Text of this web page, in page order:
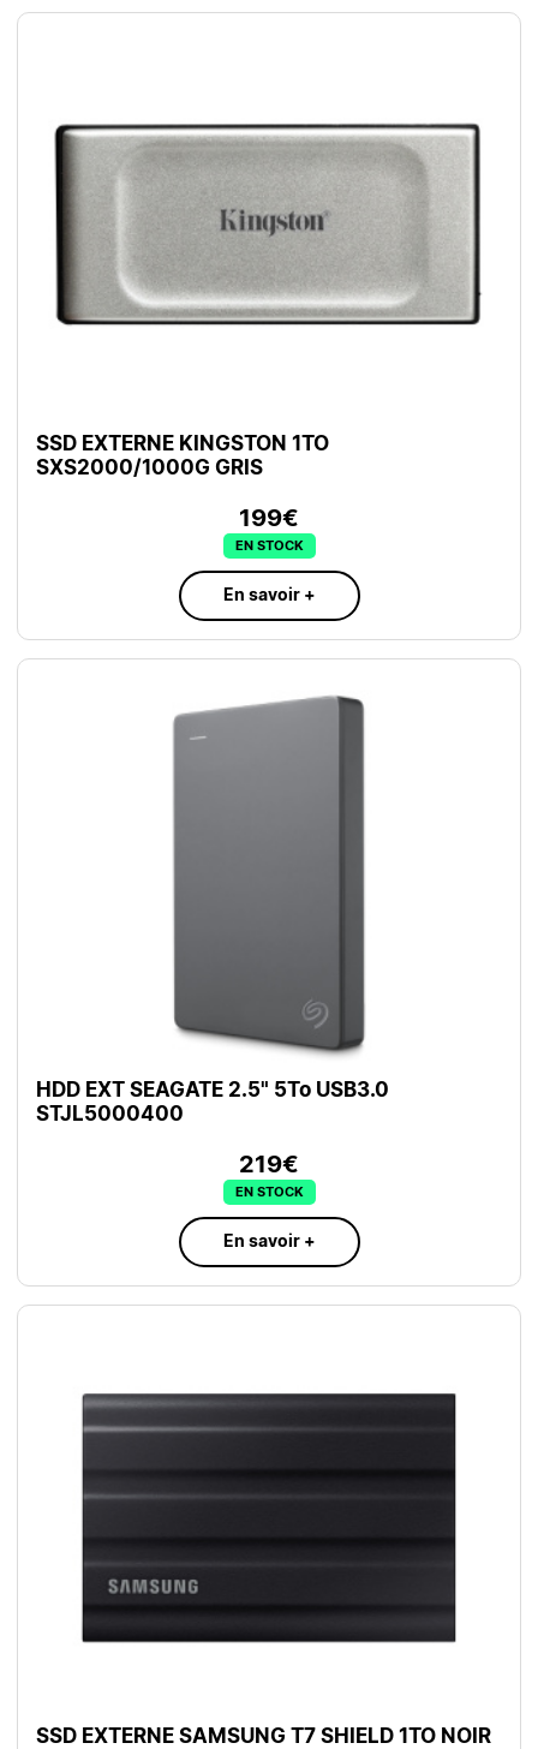
SSD EXTERNE KINGSTON 1TO
SXS2000/1000G GRIS
199€
EN STOCK
En savoir +
HDD EXT SEAGATE 2.5" 5To USB3.0
STJL5000400
219€
EN STOCK
En savoir +
SSD EXTERNE SAMSUNG T7 SHIELD 1TO NOIR